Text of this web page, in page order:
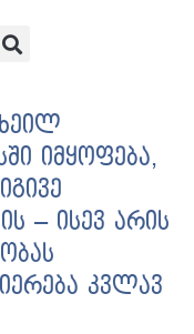
იმყოფება,
– ისევ არის
კვლავ